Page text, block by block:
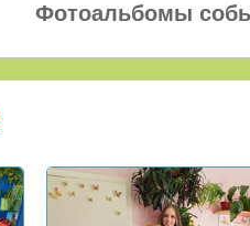
Фотоальбомы